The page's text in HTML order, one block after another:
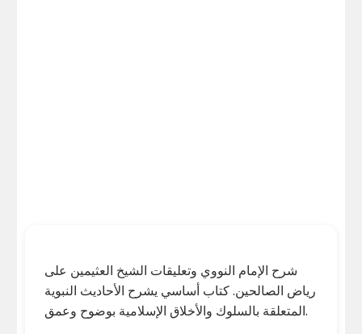
شرح الإمام النووي وتعليقات الشيخ العثيمين على
رياض الصالحين. كتاب أساسي يشرح الأحاديث النبوية
المتعلقة بالسلوك والأخلاق الإسلامية بوضوح وعمق.